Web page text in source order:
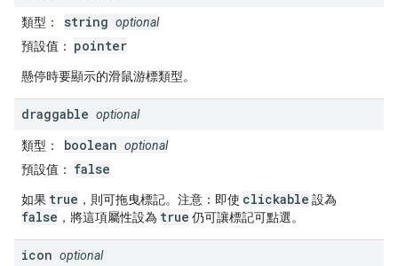
類型： string optional
預設值：
pointer
懸停時要顯示的滑鼠游標類型。
draggable optional
類型： boolean optional
預設值：
false
如果 true ，則可拖曳標記。 注意： 即使 clickable 設為
false ，將這項屬性設為 true 仍可讓標記可點選。
icon optional